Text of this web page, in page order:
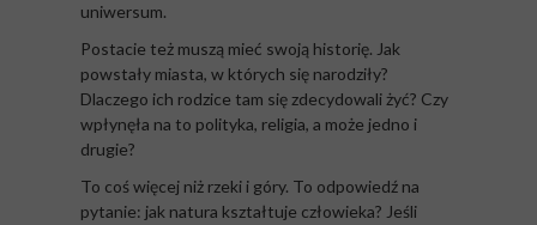
uniwersum.
Postacie też muszą mieć swoją historię. Jak
powstały miasta, w których się narodziły?
Dlaczego ich rodzice tam się zdecydowali żyć? Czy
wpłynęła na to polityka, religia, a może jedno i
drugie?
To coś więcej niż rzeki i góry. To odpowiedź na
pytanie: jak natura kształtuje człowieka? Jeśli